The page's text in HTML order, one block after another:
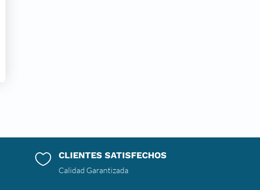
 CLIENTES SATISFECHOS
Calidad Garantizada